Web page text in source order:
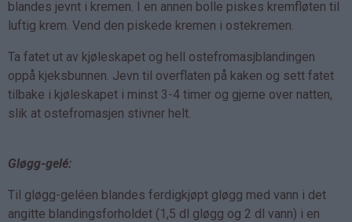
blandes jevnt i kremen. I en annen bolle piskes kremfløten til
luftig krem. Vend den piskede kremen i ostekremen.
Ta fatet ut av kjøleskapet og hell ostefromasjblandingen
oppå kjeksbunnen. Jevn til overflaten på kaken og sett fatet
tilbake i kjøleskapet i minst 3-4 timer og gjerne over natten,
slik at ostefromasjen stivner helt.
Gløgg-gelé:
Til gløgg-geléen blandes ferdigkjøpt gløgg med vann i det
angitte blandingsforholdet (1,5 dl gløgg og 2 dl vann) i en